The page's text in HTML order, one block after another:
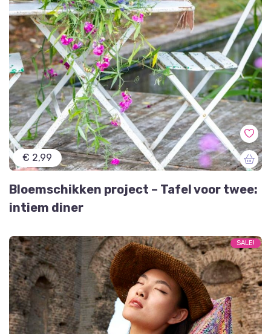
€ 2,99
Bloemschikken project – Tafel voor twee:
intiem diner
SALE!